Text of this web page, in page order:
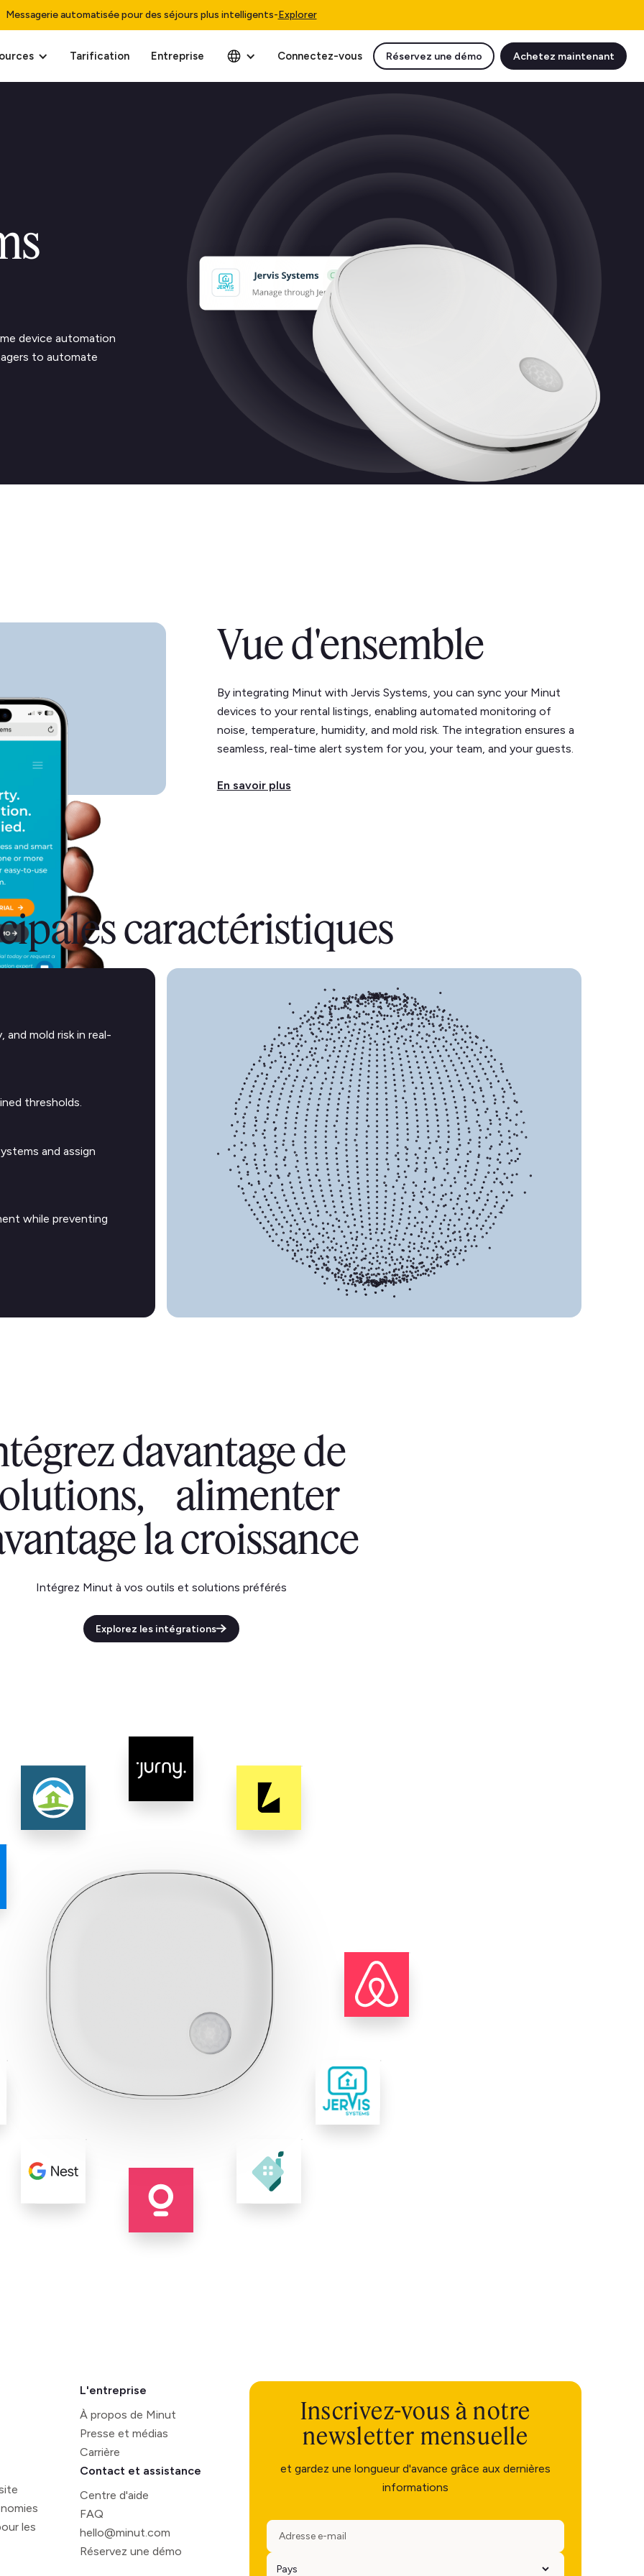
Messagerie automatisée pour des séjours plus intelligents-Explorer
Tarification Entreprise Connectez-vous Réservez une démo Achetez maintenant
device automation
to automate
Vue d'ensemble
By integrating Minut with Jervis Systems, you can sync your Minut
devices to your rental listings, enabling automated monitoring of
noise, temperature, humidity, and mold risk. The integration ensures a
seamless, real-time alert system for you, your team, and your guests.
En savoir plus
caractéristiques
and mold risk in real-
thresholds.
and assign
while preventing
davantage de
alimenter
la croissance
Intégrez Minut à vos outils et solutions préférés
Explorez les intégrations
les
L'entreprise
À propos de Minut
Presse et médias
Carrière
Contact et assistance
Centre d'aide
FAQ
hello@minut.com
Réservez une démo
Inscrivez-vous à notre
newsletter mensuelle
et gardez une longueur d'avance grâce aux dernières
informations